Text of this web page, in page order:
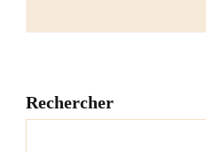
Rechercher